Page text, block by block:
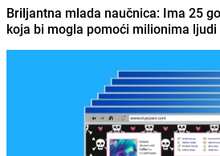
Briljantna mlada naučnica: Ima 25
koja bi mogla pomoći milionima ljudi